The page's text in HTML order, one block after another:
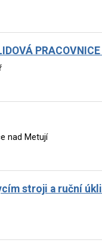
nad Metují
stroji a ruční